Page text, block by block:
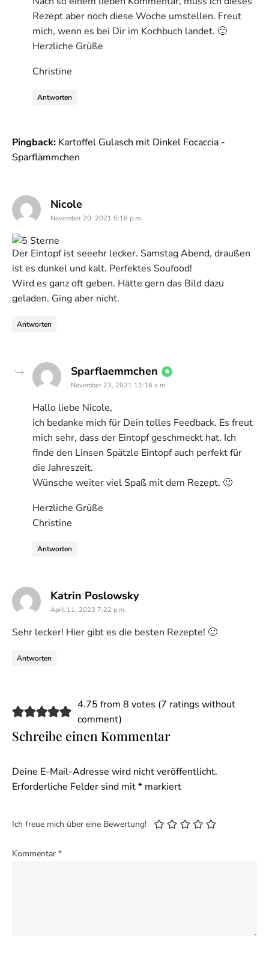
Rezept aber noch diese Woche umstellen. Freut
mich, wenn es bei Dir im Kochbuch landet. 🙂
Herzliche Grüße
Christine
Antworten
Pingback: Kartoffel Gulasch mit Dinkel Focaccia -
Sparflämmchen
Nicolesays:
November 20, 2021 5:18 p.m.
Der Eintopf ist seeehr lecker. Samstag Abend, draußen
ist es dunkel und kalt. Perfektes Soufood!
Wird es ganz oft geben. Hätte gern das Bild dazu
geladen. Ging aber nicht.
Antworten
Sparflaemmchen says:
November 23, 2021 11:16 a.m.
Hallo liebe Nicole,
ich bedanke mich für Dein tolles Feedback. Es freut
mich sehr, dass der Eintopf geschmeckt hat. Ich
finde den Linsen Spätzle Eintopf auch perfekt für
die Jahreszeit.
Wünsche weiter viel Spaß mit dem Rezept. 🙂
Herzliche Grüße
Christine
Antworten
Katrin Poslowskysays:
April 11, 2023 7:22 p.m.
Sehr lecker! Hier gibt es die besten Rezepte! 🙂
Antworten
4.75 from 8 votes (7 ratings without
comment)
Schreibe einen Kommentar
Deine E-Mail-Adresse wird nicht veröffentlicht.
Erforderliche Felder sind mit* markiert
Ich freue mich über eine Bewertung!
Kommentar *